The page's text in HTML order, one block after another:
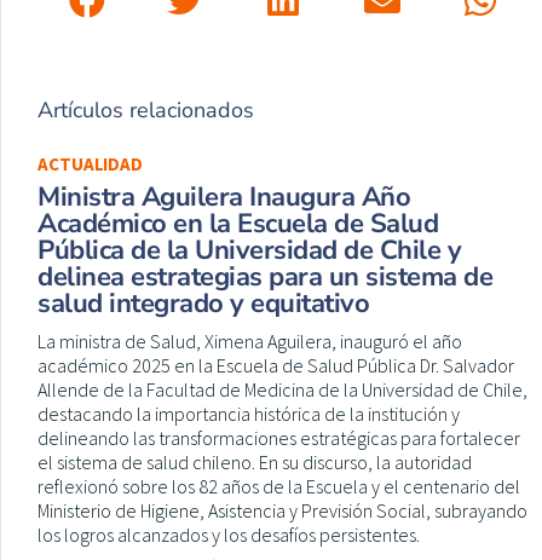
Artículos relacionados
ACTUALIDAD
Ministra Aguilera Inaugura Año
Académico en la Escuela de Salud
Pública de la Universidad de Chile y
delinea estrategias para un sistema de
salud integrado y equitativo
La ministra de Salud, Ximena Aguilera, inauguró el año
académico 2025 en la Escuela de Salud Pública Dr. Salvador
Allende de la Facultad de Medicina de la Universidad de Chile,
destacando la importancia histórica de la institución y
delineando las transformaciones estratégicas para fortalecer
el sistema de salud chileno. En su discurso, la autoridad
reflexionó sobre los 82 años de la Escuela y el centenario del
Ministerio de Higiene, Asistencia y Previsión Social, subrayando
los logros alcanzados y los desafíos persistentes.